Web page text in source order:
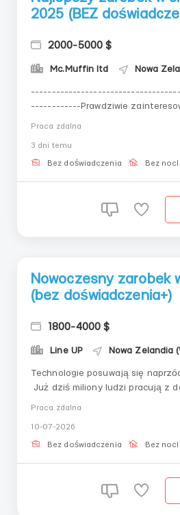
2025 (BEZ
2000-5000 $
Mc.Muffin ltd Nowa
------------Prawdziwie
KRIPTAJak stabilne i bezpieczne
Praca zdalna
3 dni temu
Bez doświadczenia Bez
Nowoczesny zarobek
(bez doświadczenia+)
1800-4000 $
Line UP Nowa Zelandia
Technologie posuwają się
Już dziś miliony ludzi pracują z
czasu dziennie. K R I P T O PRZEMYSŁ Zapraszamy do
zespołu, który już pom...
Praca zdalna
10-07-2026
Bez doświadczenia Bez